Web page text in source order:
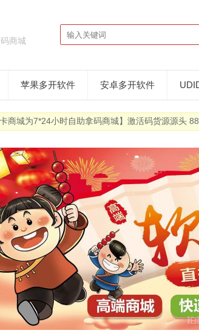
商城
苹果多开软件 安卓多开软件
卡商城为7*24小时自助拿码商城】激活码货源源头